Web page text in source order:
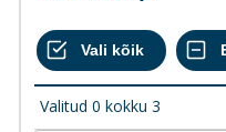
Valitud 0 kokku 3